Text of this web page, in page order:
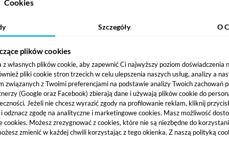
Cookies
Szczegóły O
plików cookies
własnych plików cookie, aby zapewnić Ci najwyższy poziom doświadczenia
pliki cookie stron trzecich w celu ulepszenia naszych usług, analizy a
związanych z Twoimi preferencjami na podstawie analizy Twoich zachowań
(Google oraz Facebook) zbierają dane i używają plików cookie do
Jeżeli nie chcesz wyrazić zgody na profilowanie reklam, kliknij
odznacz zgodę na analityczne i marketingowe cookies. Masz możliwość
cookies. Możesz zrezygnować z cookies, które nie są niezbędne do
zmienić w każdej chwili korzystając z tego okienka. Z naszą polityką
się elastycznością. Baza kauczukowa
która umożliwia precyzyjny manicure bez zalewania
maskuje przebarwienia płytki paznokcia. Dodatkowo baza